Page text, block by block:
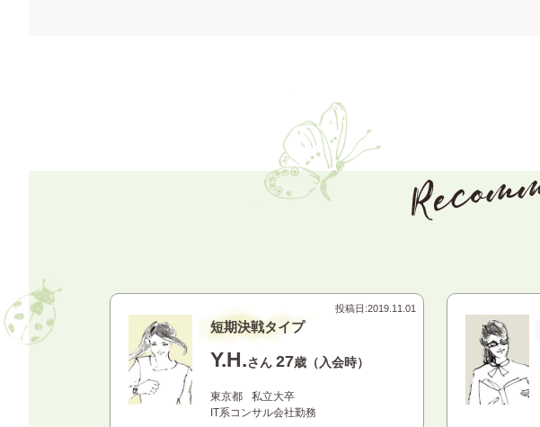
投稿日:2019.11.01
短期決戦タイプ
Y.H.さん 27歳（入会時）
東京都
私立大卒
IT系コンサル会社勤務